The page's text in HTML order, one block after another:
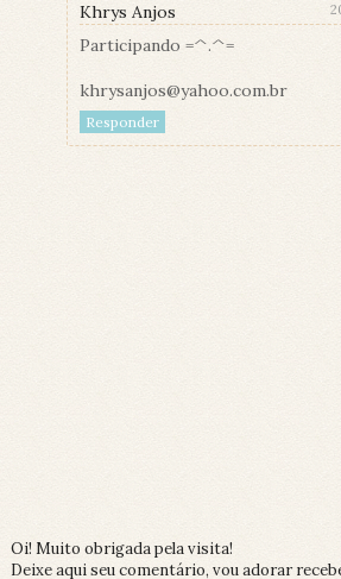
Khrys Anjos
Participando =^.^=
khrysanjos@yahoo.com.br
Responder
Oi! Muito obrigada pela visita!
Deixe aqui seu comentário, vou adorar